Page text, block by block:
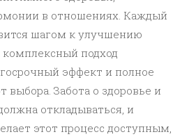
в отношениях. Каждый
шагом к улучшению
комплексный подход
эффект и полное
выбора. Забота о здоровье и
откладываться, и
этот процесс доступным,